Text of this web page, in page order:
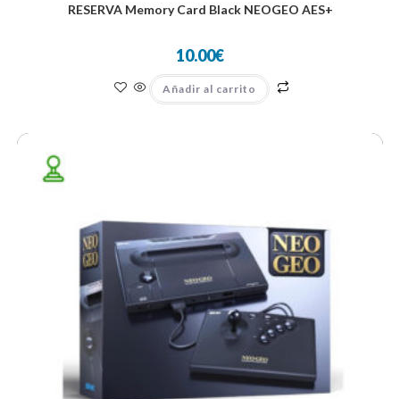
RESERVA Memory Card Black NEOGEO AES+
10.00€
Añadir al carrito